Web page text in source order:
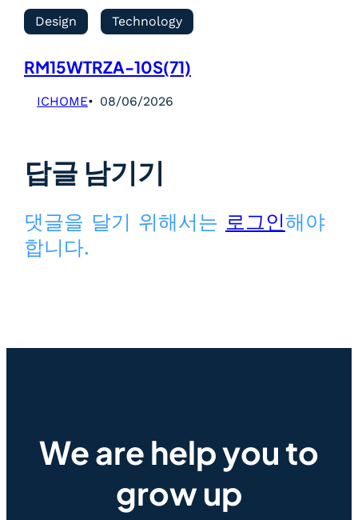
Design Technology
RM15WTRZA-10S(71)
ICHOME 08/06/2026
답글 남기기
댓글을 달기 위해서는 로그인해야
합니다.
We are help you to
grow up